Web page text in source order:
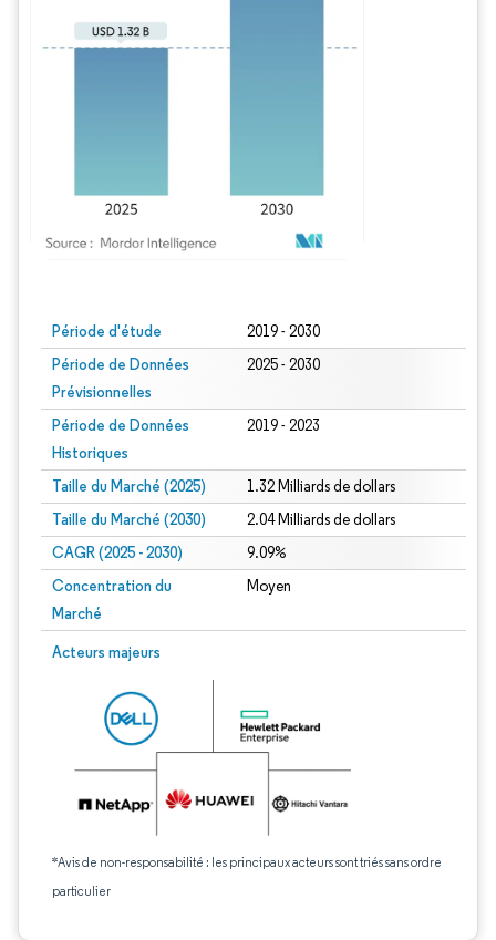
Période d'étude 2019 - 2030
Période de Données
Prévisionnelles
2025 - 2030
Période de Données
Historiques
2019 - 2023
Taille du Marché (2025) 1.32 Milliards de dollars
Taille du Marché (2030) 2.04 Milliards de dollars
CAGR (2025 - 2030) 9.09%
Concentration du
Marché
Moyen
Acteurs majeurs
*Avis de non-responsabilité : les principaux acteurs sont triés sans ordre
particulier